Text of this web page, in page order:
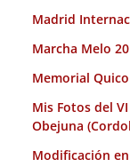
Madrid
Marcha Melo
Memorial
Mis Fotos del
Obejuna
Modificación